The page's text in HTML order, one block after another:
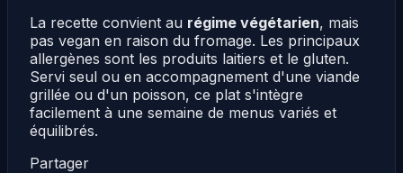
La recette convient au régime végétarien, mais
pas vegan en raison du fromage. Les principaux
allergènes sont les produits laitiers et le gluten.
Servi seul ou en accompagnement d'une viande
grillée ou d'un poisson, ce plat s'intègre
facilement à une semaine de menus variés et
équilibrés.
Partager